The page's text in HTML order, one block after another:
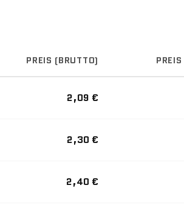
PREIS (BRUTTO)
2,09 €
2,30 €
2,40 €